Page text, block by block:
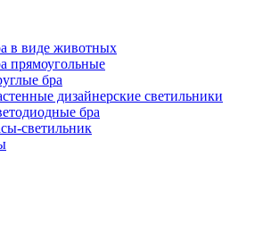
в виде животных
прямоугольные
бра
дизайнерские светильники
бра
светильник